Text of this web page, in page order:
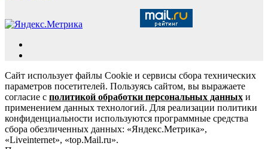
Сайт использует файлы Cookie и сервисы сбора технических
параметров посетителей. Пользуясь сайтом, вы выражаете
согласие с политикой обработки персональных данных и
применением данных технологий. Для реализации политики
конфиденциальности используются программные средства
сбора обезличенных данных: «Яндекс.Метрика»,
«Liveinternet», «top.Mail.ru».